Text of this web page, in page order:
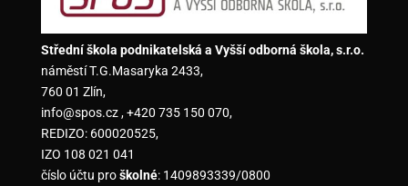
Střední škola podnikatelská a Vyšší odborná škola, s.r.o.
náměstí T.G.Masaryka 2433,
760 01 Zlín,
info@spos.cz , +420 735 150 070,
REDIZO: 600020525,
IZO 108 021 041
číslo účtu proškolné: 1409893339/0800